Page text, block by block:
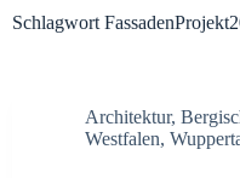
Schlagwort
Architektur,
Westfalen,